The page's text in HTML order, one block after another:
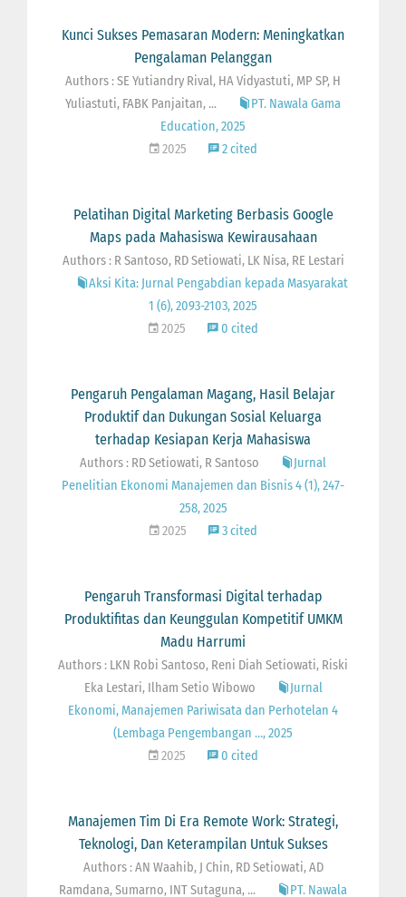
Kunci Sukses Pemasaran Modern: Meningkatkan
Pengalaman Pelanggan
Authors : SE Yutiandry Rival, HA Vidyastuti, MP SP, H
Yuliastuti, FABK Panjaitan, ...
PT. Nawala Gama
Education, 2025
2025
2 cited
Pelatihan Digital Marketing Berbasis Google
Maps pada Mahasiswa Kewirausahaan
Authors : R Santoso, RD Setiowati, LK Nisa, RE Lestari
Aksi Kita: Jurnal Pengabdian kepada Masyarakat
1 (6), 2093-2103, 2025
2025
0 cited
Pengaruh Pengalaman Magang, Hasil Belajar
Produktif dan Dukungan Sosial Keluarga
terhadap Kesiapan Kerja Mahasiswa
Authors : RD Setiowati, R Santoso
Jurnal
Penelitian Ekonomi Manajemen dan Bisnis 4 (1), 247-
258, 2025
2025
3 cited
Pengaruh Transformasi Digital terhadap
Produktifitas dan Keunggulan Kompetitif UMKM
Madu Harrumi
Authors : LKN Robi Santoso, Reni Diah Setiowati, Riski
Eka Lestari, Ilham Setio Wibowo
Jurnal
Ekonomi, Manajemen Pariwisata dan Perhotelan 4
(Lembaga Pengembangan …, 2025
2025
0 cited
Manajemen Tim Di Era Remote Work: Strategi,
Teknologi, Dan Keterampilan Untuk Sukses
Authors : AN Waahib, J Chin, RD Setiowati, AD
Ramdana, Sumarno, INT Sutaguna, ...
PT. Nawala